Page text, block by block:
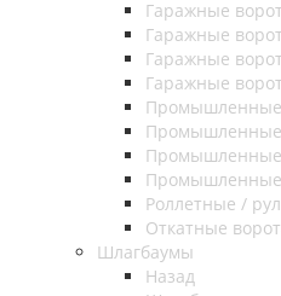
Гаражные
Гаражные
Гаражные
Гаражные
Промышленные
Промышленные
Промышленные
Промышленные
Роллетные /
Откатные
Шлагбаумы
Назад